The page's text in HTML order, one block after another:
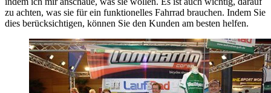
zu achten, was sie für ein funktionelles Fahrrad brauchen. Indem Sie
dies berücksichtigen, können Sie den Kunden am besten helfen.